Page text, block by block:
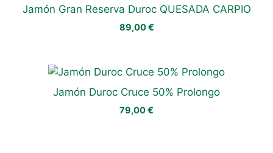
Jamón Gran Reserva Duroc QUESADA CARPIO
89,00€
Jamón Duroc Cruce 50% Prolongo
79,00€